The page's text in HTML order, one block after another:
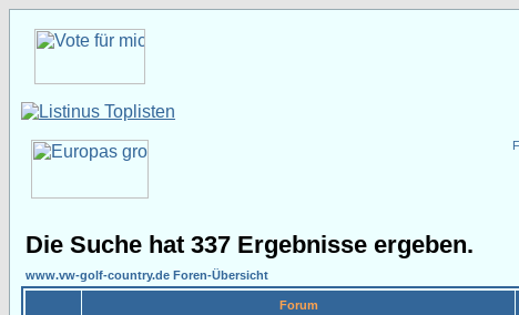
Die Suche hat 337 Ergebnisse ergeben.
www.vw-golf-country.de Foren-Übersicht
Forum